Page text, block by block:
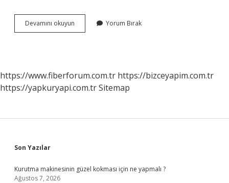
Devamını okuyun
Karat
Tl
Yorum Bırak
https://www.fiberforum.com.tr https://bizceyapim.com.tr
https://yapkuryapi.com.trSitemap
Sidebar
Son Yazılar
Kurutma makinesinin güzel kokması için ne yapmalı ?
Ağustos 7, 2026